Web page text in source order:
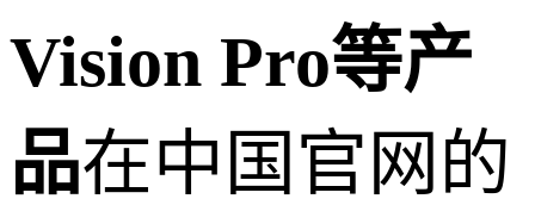
Vision Pro等产
品在中国官网的